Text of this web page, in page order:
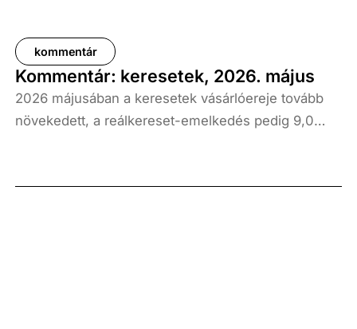
kommentár
Kommentár: keresetek, 2026. május
2026 májusában a keresetek vásárlóereje tovább
növekedett, a reálkereset-emelkedés pedig 9,0
százalékot, a nettóé 11,0 százalékot tett ki, emellett